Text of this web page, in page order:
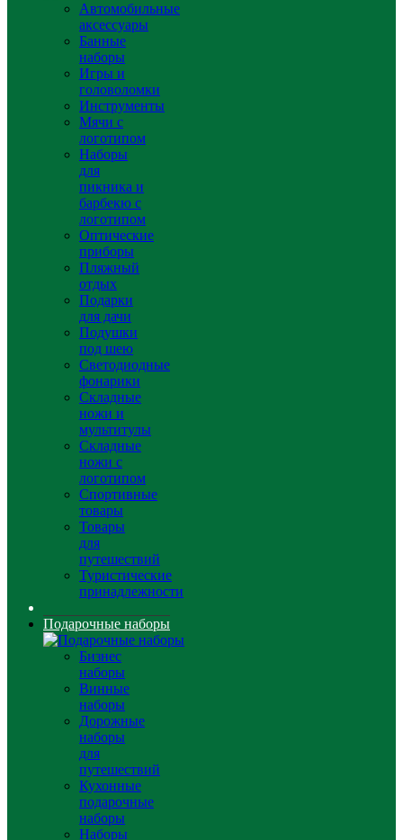
Автомобильные
аксессуары
Банные
наборы
Игры и
головоломки
Инструменты
Мячи с
логотипом
Наборы
для
пикника и
барбекю с
логотипом
Оптические
приборы
Пляжный
отдых
Подарки
для дачи
Подушки
под шею
Светодиодные
фонарики
Складные
ножи и
мультитулы
Складные
ножи с
логотипом
Спортивные
товары
Товары
для
путешествий
Туристические
принадлежности
Подарочные наборы
Бизнес
наборы
Винные
наборы
Дорожные
наборы
для
путешествий
Кухонные
подарочные
наборы
Наборы